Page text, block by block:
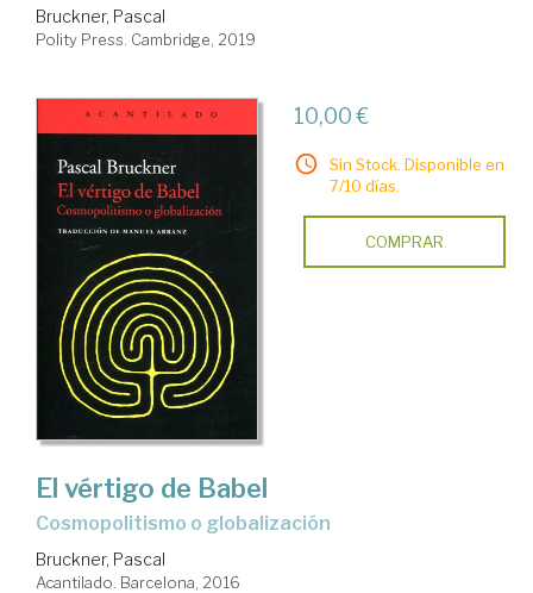
Bruckner, Pascal
Polity Press. Cambridge, 2019
10,00 €
Sin Stock. Disponible en
7/10 días.
COMPRAR
El vértigo de Babel
cosmopolitismo o globalización
Bruckner, Pascal
Acantilado. Barcelona, 2016